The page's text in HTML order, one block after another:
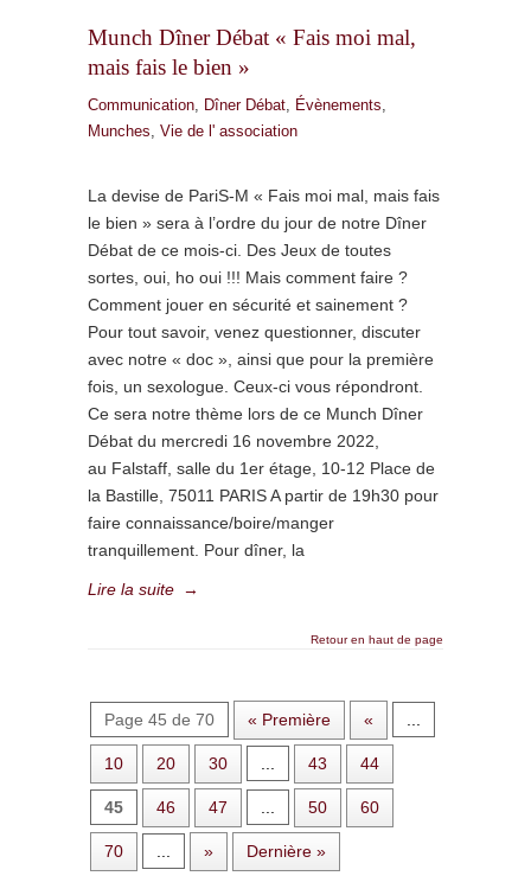
Munch Dîner Débat « Fais moi mal,
mais fais le bien »
Communication, Dîner Débat, Évènements,
Munches, Vie de l' association
La devise de PariS-M « Fais moi mal, mais fais
le bien » sera à l’ordre du jour de notre Dîner
Débat de ce mois-ci. Des Jeux de toutes
sortes, oui, ho oui !!! Mais comment faire ?
Comment jouer en sécurité et sainement ?
Pour tout savoir, venez questionner, discuter
avec notre « doc », ainsi que pour la première
fois, un sexologue. Ceux-ci vous répondront.
Ce sera notre thème lors de ce Munch Dîner
Débat du mercredi 16 novembre 2022,
au Falstaff, salle du 1er étage, 10-12 Place de
la Bastille, 75011 PARIS A partir de 19h30 pour
faire connaissance/boire/manger
tranquillement. Pour dîner, la
Lire la suite →
Retour en haut de page
Page 45 de 70 « Première «
10 20 30 43 44
45 46 47 50 60
70 » Dernière »